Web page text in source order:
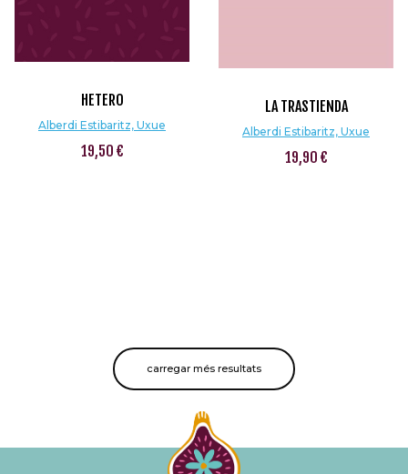
HETERO
Alberdi Estibaritz, Uxue
19,50 €
LA TRASTIENDA
Alberdi Estibaritz, Uxue
19,90 €
carregar més resultats